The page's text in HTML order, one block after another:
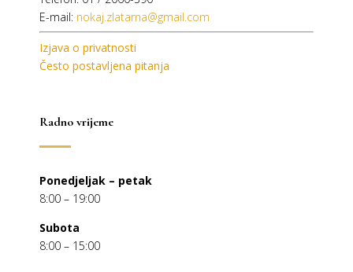
E-mail: nokaj.zlatarna@gmail.com
Izjava o privatnosti
Često postavljena pitanja
Radno vrijeme
Ponedjeljak – petak
8:00 – 19:00
Subota
8:00 – 15:00